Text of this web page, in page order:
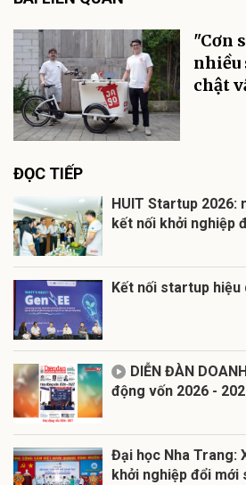
"Cơn
nhiều
chật
ĐỌC TIẾP
HUIT Startup 2026:
kết nối khởi nghiệp
Kết nối startup hiệu
DIỄN ĐÀN
động vốn 2026 -
Đại học Nha Trang:
khởi nghiệp đổi